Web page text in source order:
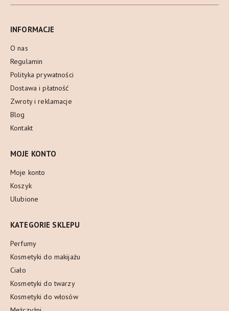
INFORMACJE
O nas
Regulamin
Polityka prywatności
Dostawa i płatność
Zwroty i reklamacje
Blog
Kontakt
MOJE KONTO
Moje konto
Koszyk
Ulubione
KATEGORIE SKLEPU
Perfumy
Kosmetyki do makijażu
Ciało
Kosmetyki do twarzy
Kosmetyki do włosów